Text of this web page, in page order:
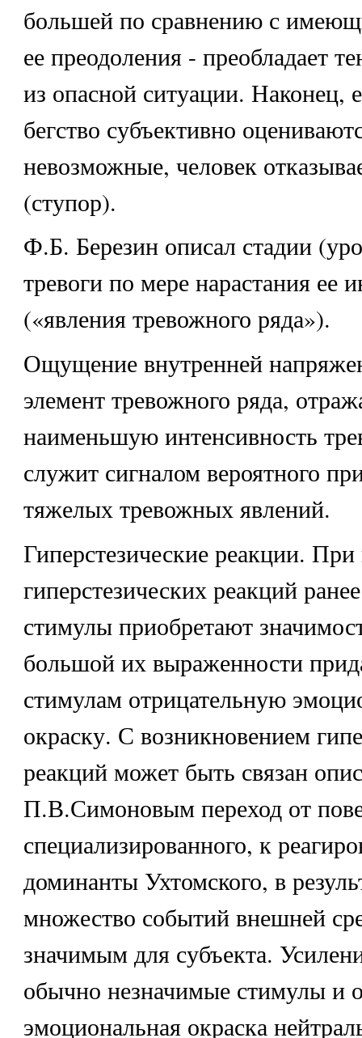
большей по сравнению с
ее преодоления - преобладает
из опасной ситуации. Наконец,
бегство субъективно
невозможные, человек
(ступор).
Ф.Б. Березин описал стадии
тревоги по мере нарастания ее
(«явления тревожного ряда»).
Ощущение внутренней
элемент тревожного ряда,
наименьшую интенсивность
служит сигналом вероятного
тяжелых тревожных явлений.
Гиперстезические реакции.
гиперстезических реакций
стимулы приобретают
большой их выраженности
стимулам отрицательную
окраску. С возникновением
реакций может быть связан
П.В.Симоновым переход от
специализированного, к
доминанты Ухтомского, в
множество событий внешней
значимым для субъекта.
обычно незначимые стимулы и
эмоциональная окраска